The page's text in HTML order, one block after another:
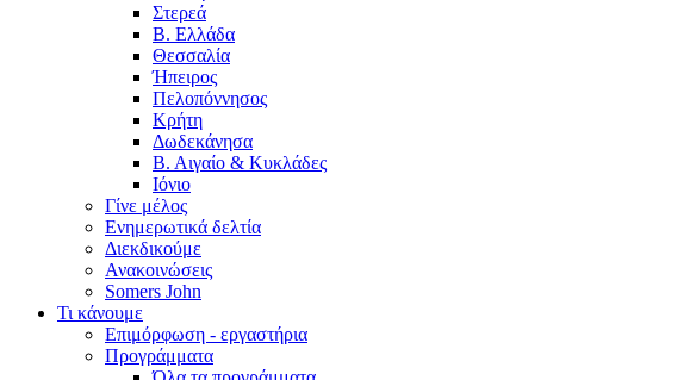
Στερεά
Β. Ελλάδα
Θεσσαλία
Ήπειρος
Πελοπόννησος
Κρήτη
Δωδεκάνησα
Β. Αιγαίο & Κυκλάδες
Ιόνιο
Γίνε μέλος
Ενημερωτικά δελτία
Διεκδικούμε
Ανακοινώσεις
Somers John
Τι κάνουμε
Επιμόρφωση - εργαστήρια
Προγράμματα